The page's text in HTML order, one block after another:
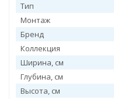
Тип
Монтаж
Бренд
Коллекция
Ширина, см
Глубина, см
Высота, см